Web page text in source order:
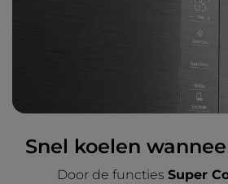
Snel koelen
Door de functiesSuper